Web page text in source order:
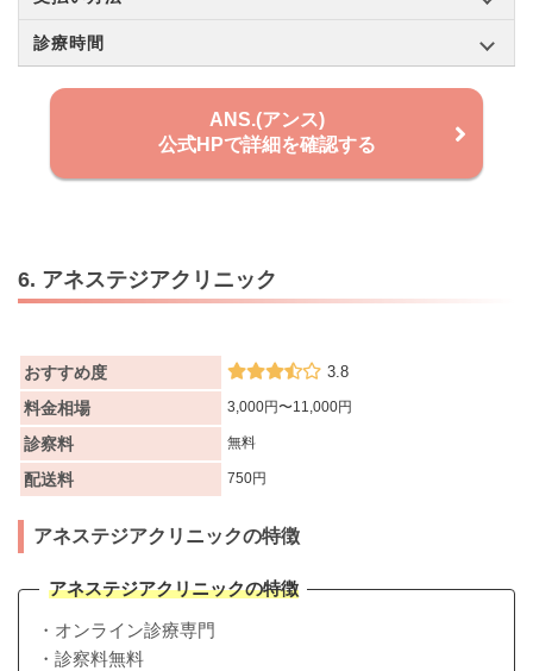
診療時間
ANS.(アンス)
公式HPで詳細を確認する
6. アネステジアクリニック
おすすめ度 3.8
料金相場 3,000円〜11,000円
診察料 無料
配送料 750円
アネステジアクリニックの特徴
アネステジアクリニックの特徴
・オンライン診療専門
・診察料無料